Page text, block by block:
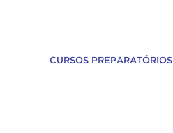
CURSOS PREPARATÓRIOS